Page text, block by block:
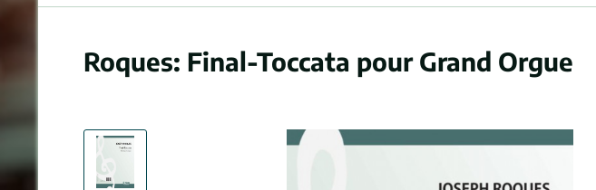
Roques: Final-Toccata pour Grand Orgue